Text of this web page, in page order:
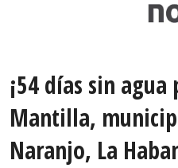
¡54 días sin
Mantilla,
Naranjo, La